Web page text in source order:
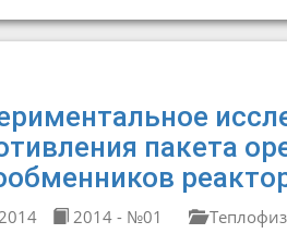
пакета
2014 - №01